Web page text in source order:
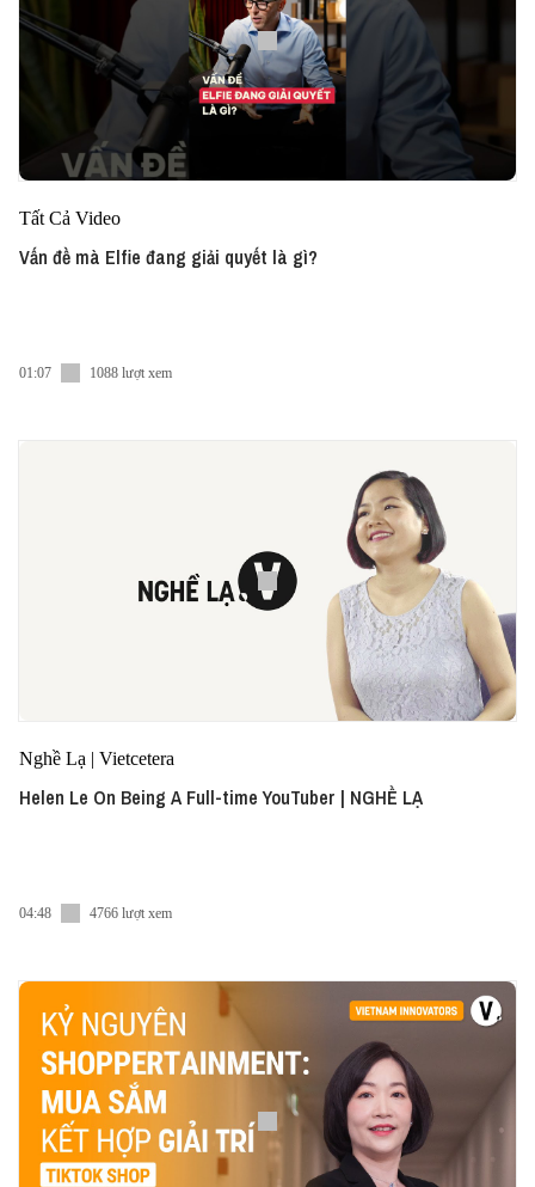
Tất Cả Video
Vấn đề mà Elfie đang giải quyết là gì?
01:07 1088 lượt xem
Nghề Lạ | Vietcetera
Helen Le On Being A Full-time YouTuber | NGHỀ LẠ
04:48 4766 lượt xem